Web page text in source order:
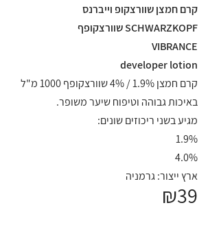
קרם חמצן שוורצקופ וייברנס
SCHWARZKOPF שוורצקופף
VIBRANCE
developer lotion
קרם חמצן 1.9% / 4% שוורצקופף 1000 מ"ל
באיכות גבוהה וטיפוח שיער משופר.
מגיע בשני ריכוזים שונים:
1.9%
4.0%
ארץ ייצור: גרמניה
₪39